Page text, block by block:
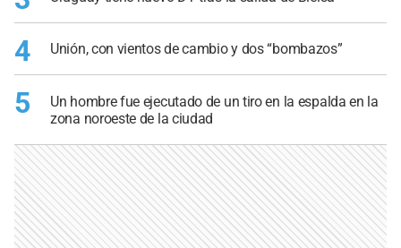
4 Unión, con vientos de cambio y dos “bombazos”
5
Un hombre fue ejecutado de un tiro en la espalda en la
zona noroeste de la ciudad